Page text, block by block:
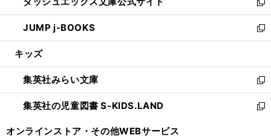
ド
ウ
で
開
ィ
ン
ド
ウ
開
く
い
ウ
ィ
ン
ウ
で
開
く
新
し
い
ウ
ン
ド
ウ
で
JUMP j-BOOKS
新
し
ウ
ィ
ン
ド
キッズ
集英社みらい文庫
新
し
い
集英社の児童図書 S-KIDS.LAND
新
オンラインストア・ その他WEBサービス